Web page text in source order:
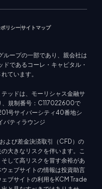
リシーサイトマップ
ループの一部であり、親会社は
であるコーレ・キャピタル・
ています。
ッドは、モーリシャス金融サ
、規制番号：C117022600で
号サイバーシティ40番地シ
バティラウンジ
よび差金決済取引（CFD）の
大きなリスクを伴います。こ
して高リスクを冒す余裕があ
ェブサイトの情報は投資助言
ブサイトの利用をKCM Trade